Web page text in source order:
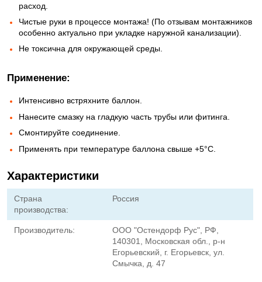
расход.
Чистые руки в процессе монтажа! (По отзывам монтажников
особенно актуально при укладке наружной канализации).
Не токсична для окружающей среды.
Применение:
Интенсивно встряхните баллон.
Нанесите смазку на гладкую часть трубы или фитинга.
Смонтируйте соединение.
Применять при температуре баллона свыше +5°С.
Характеристики
Страна
производства:
Россия
Производитель:
ООО "Остендорф Рус", РФ,
140301, Московская обл., р-н
Егорьевский, г. Егорьевск, ул.
Смычка, д. 47